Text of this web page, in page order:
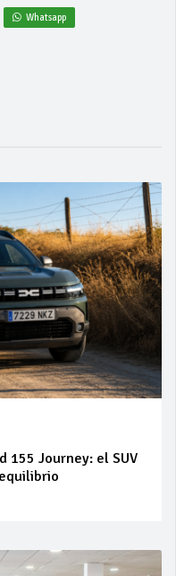
Whatsapp
155 Journey: el SUV